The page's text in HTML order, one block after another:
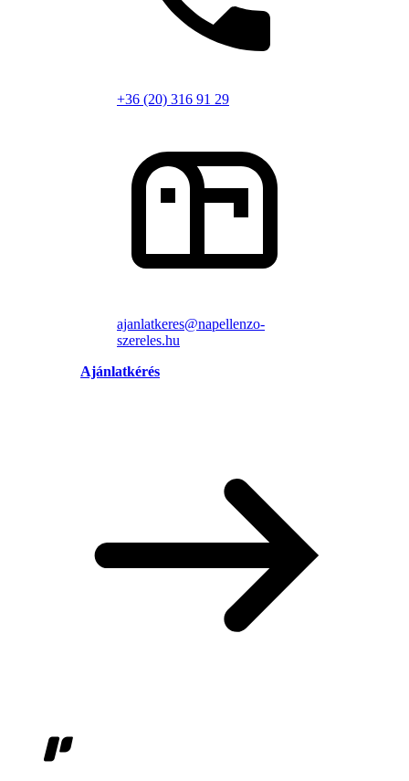
+36 (20) 316 91 29
ajanlatkeres@napellenzo-
szereles.hu
Ajánlatkérés